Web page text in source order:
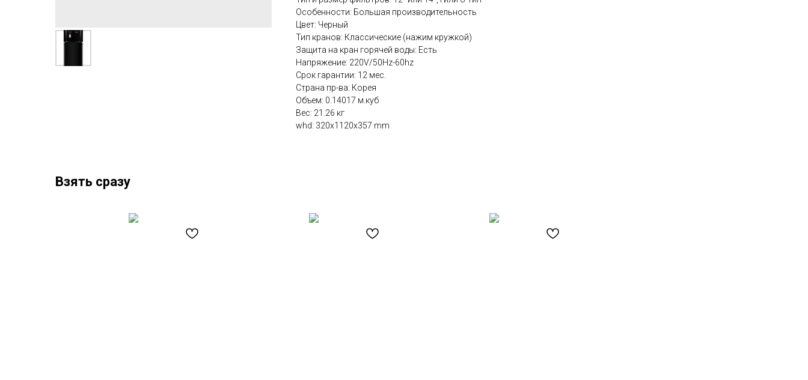
Особенности: Большая производительность
Цвет: Черный
Тип кранов: Классические (нажим кружкой)
Защита на кран горячей воды: Есть
Напряжение: 220V/50Hz-60hz
Срок гарантии: 12 мес.
Страна пр-ва: Корея
Объем: 0.14017 м.куб
Вес: 21.26 кг
whd: 320x1120x357 mm
Взять сразу